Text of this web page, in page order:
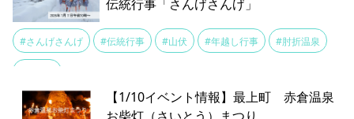
伝統行事「さんげさんげ」
#さんげさんげ #伝統行事 #山伏 #年越し行事 #肘折温泉
【1/10イベント情報】最上町 赤倉温泉